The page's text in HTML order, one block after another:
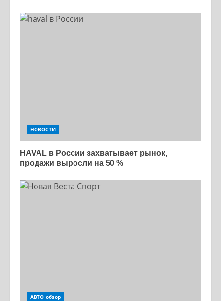
НОВОСТИ
HAVAL в России захватывает рынок,
продажи выросли на 50 %
АВТО обзор